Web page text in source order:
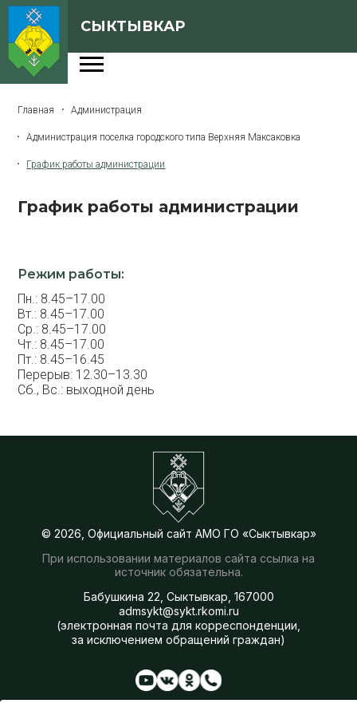
СЫКТЫВКАР
Бюджет города
Версия для слабовидящих
Главная Администрация
Администрация поселка городского типа Верхняя Максаковка
График работы администрации
График работы администрации
Режим работы:
Пн.: 8.45–17.00
Вт.: 8.45–17.00
Ср.: 8.45–17.00
Чт.: 8.45–17.00
Пт.: 8.45–16.45
Перерыв: 12.30–13.30
Сб., Вс.: выходной день
© 2026, Официальный сайт АМО ГО «Сыктывкар»
При использовании материалов сайта ссылка на
источник обязательна.
Бабушкина 22, Сыктывкар, 167000
admsykt@sykt.rkomi.ru
(электронная почта для корреспонденции,
за исключением обращений граждан)